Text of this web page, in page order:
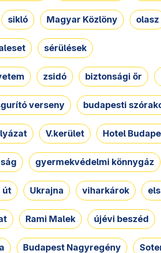
sikló Magyar Közlöny olasz
sérülések
zsidó biztonsági őr
verseny budapesti
V.kerület Hotel
gyermekvédelmi könnygáz
út Ukrajna viharkárok
Rami Malek újévi beszéd
Budapest Nagyregény